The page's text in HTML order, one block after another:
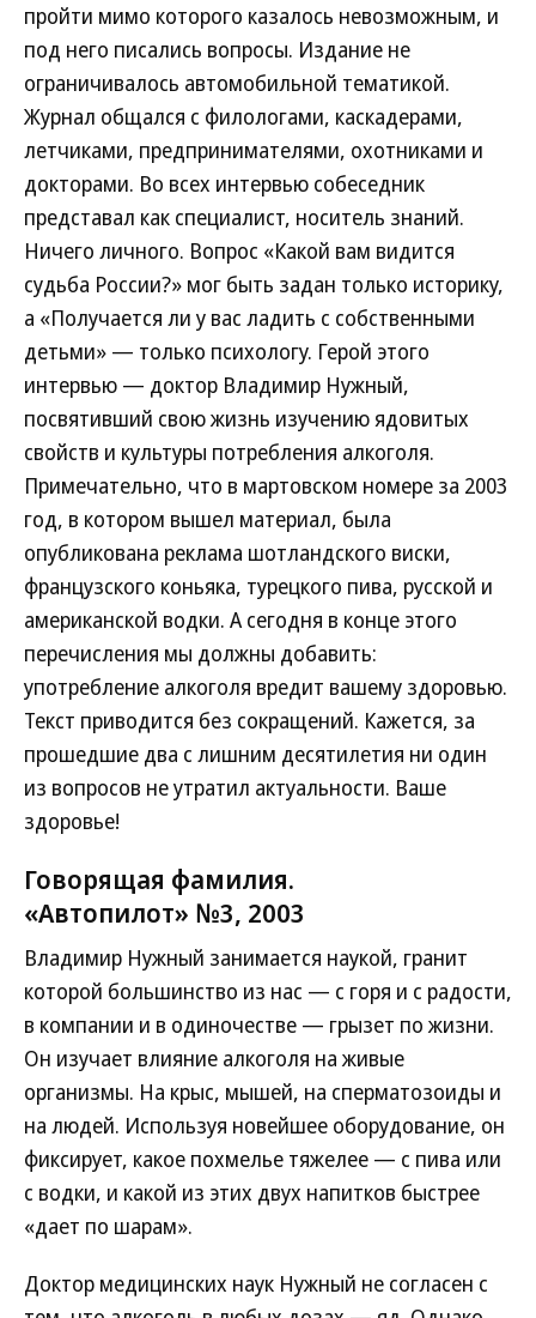
пройти мимо которого казалось невозможным, и
под него писались вопросы. Издание не
ограничивалось автомобильной тематикой.
Журнал общался с филологами, каскадерами,
летчиками, предпринимателями, охотниками и
докторами. Во всех интервью собеседник
представал как специалист, носитель знаний.
Ничего личного. Вопрос «Какой вам видится
судьба России?» мог быть задан только историку,
а «Получается ли у вас ладить с собственными
детьми» — только психологу. Герой этого
интервью — доктор Владимир Нужный,
посвятивший свою жизнь изучению ядовитых
свойств и культуры потребления алкоголя.
Примечательно, что в мартовском номере за 2003
год, в котором вышел материал, была
опубликована реклама шотландского виски,
французского коньяка, турецкого пива, русской и
американской водки. А сегодня в конце этого
перечисления мы должны добавить:
употребление алкоголя вредит вашему здоровью.
Текст приводится без сокращений. Кажется, за
прошедшие два с лишним десятилетия ни один
из вопросов не утратил актуальности. Ваше
здоровье!
Говорящая фамилия.
«Автопилот» №3, 2003
Владимир Нужный занимается наукой, гранит
которой большинство из нас — с горя и с радости,
в компании и в одиночестве — грызет по жизни.
Он изучает влияние алкоголя на живые
организмы. На крыс, мышей, на сперматозоиды и
на людей. Используя новейшее оборудование, он
фиксирует, какое похмелье тяжелее — с пива или
с водки, и какой из этих двух напитков быстрее
«дает по шарам».
Доктор медицинских наук Нужный не согласен с